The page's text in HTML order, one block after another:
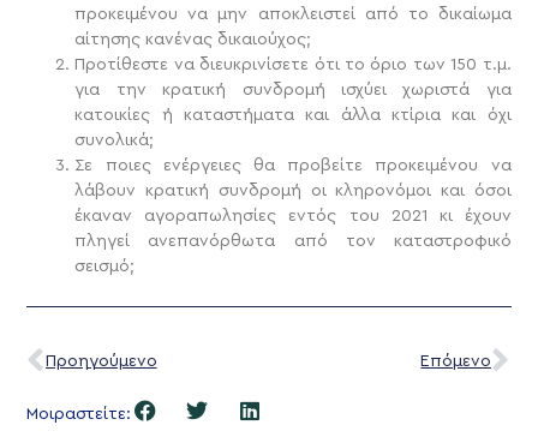
προκειμένου να μην αποκλειστεί από το δικαίωμα
αίτησης κανένας δικαιούχος;
Προτίθεστε να διευκρινίσετε ότι το όριο των 150 τ.μ.
για την κρατική συνδρομή ισχύει χωριστά για
κατοικίες ή καταστήματα και άλλα κτίρια και όχι
συνολικά;
Σε ποιες ενέργειες θα προβείτε προκειμένου να
λάβουν κρατική συνδρομή οι κληρονόμοι και όσοι
έκαναν αγοραπωλησίες εντός του 2021 κι έχουν
πληγεί ανεπανόρθωτα από τον καταστροφικό
σεισμό;
Προηγούμενο Επόμενο
Μοιραστείτε: